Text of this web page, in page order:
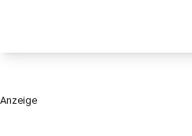
Anzeige